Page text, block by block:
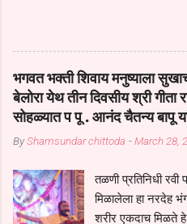
तुकाराम महाराज यांच्या *आपुला तो
नोहे* *येरती माईक दुःखाची जनीती*
सुंदर निरूपण केले सध्य स्थितीचा काळ हा
धर्ममंडपात बसलेली लोक ही खरच
जिवंत आहोत या महामारीतून जर आपल्याला
आधार आपल्याला घ्यावाच लागेल
आधार आहे सध्य स्थितीत मानव जातीची
सगळ्याना करून दीली आहे मनुष्याच्या
मोठा आधार असते परतू आज काल तीच
भगवत भक्ती शिवाय मनुष्याला
बेलोरा येथ तीन दिवसीय श्री गीता
सोहळ्यात प पू . आनंद चैतन्य बापू
ByShamsundar chittoda -March 28,
तळणी प्रतिनिधी रवी
मिळालेला हा नरदेह
शरीर एकदाच मिळते हे